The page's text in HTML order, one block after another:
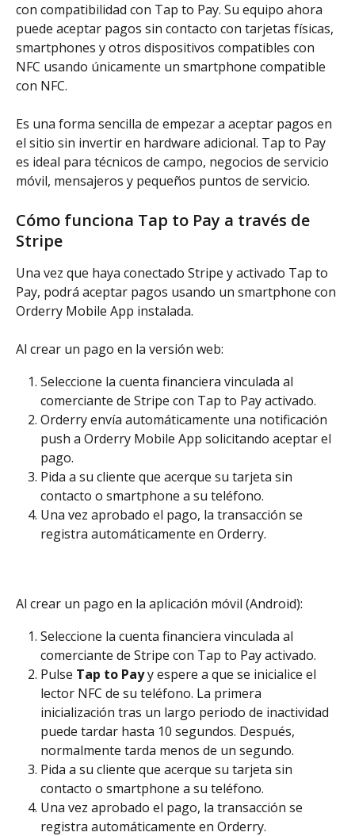
con compatibilidad con Tap to Pay. Su equipo ahora
puede aceptar pagos sin contacto con tarjetas físicas,
smartphones y otros dispositivos compatibles con
NFC usando únicamente un smartphone compatible
con NFC.
Es una forma sencilla de empezar a aceptar pagos en
el sitio sin invertir en hardware adicional. Tap to Pay
es ideal para técnicos de campo, negocios de servicio
móvil, mensajeros y pequeños puntos de servicio.
Cómo funciona Tap to Pay a través de
Stripe
Una vez que haya conectado Stripe y activado Tap to
Pay, podrá aceptar pagos usando un smartphone con
Orderry Mobile App instalada.
Al crear un pago en la versión web:
Seleccione la cuenta financiera vinculada al
comerciante de Stripe con Tap to Pay activado.
Orderry envía automáticamente una notificación
push a Orderry Mobile App solicitando aceptar el
pago.
Pida a su cliente que acerque su tarjeta sin
contacto o smartphone a su teléfono.
Una vez aprobado el pago, la transacción se
registra automáticamente en Orderry.
Al crear un pago en la aplicación móvil (Android):
Seleccione la cuenta financiera vinculada al
comerciante de Stripe con Tap to Pay activado.
Pulse Tap to Pay y espere a que se inicialice el
lector NFC de su teléfono. La primera
inicialización tras un largo periodo de inactividad
puede tardar hasta 10 segundos. Después,
normalmente tarda menos de un segundo.
Pida a su cliente que acerque su tarjeta sin
contacto o smartphone a su teléfono.
Una vez aprobado el pago, la transacción se
registra automáticamente en Orderry.